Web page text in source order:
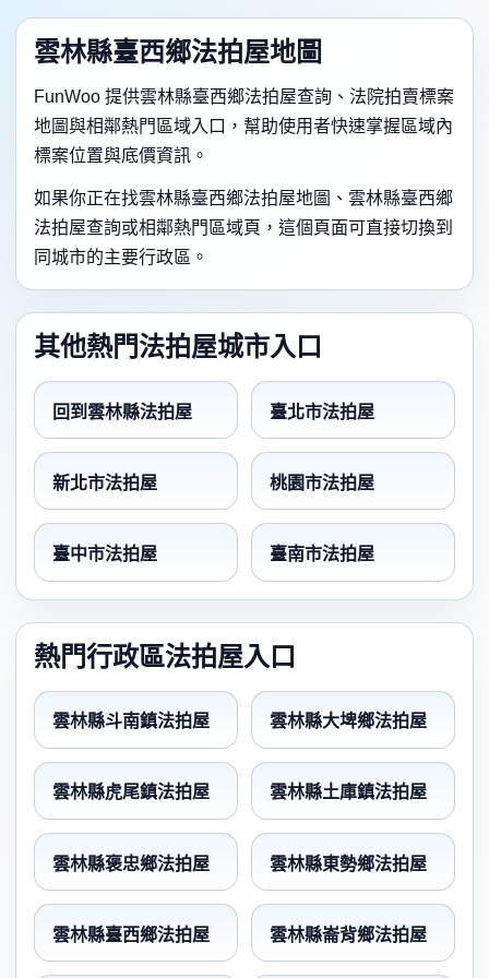
雲林縣臺西鄉法拍屋地圖
FunWoo 提供雲林縣臺西鄉法拍屋查詢、法院拍賣標案
地圖與相鄰熱門區域入口，幫助使用者快速掌握區域內
標案位置與底價資訊。
如果你正在找雲林縣臺西鄉法拍屋地圖、雲林縣臺西鄉
法拍屋查詢或相鄰熱門區域頁，這個頁面可直接切換到
同城市的主要行政區。
其他熱門法拍屋城市入口
回到雲林縣法拍屋 臺北市法拍屋
新北市法拍屋 桃園市法拍屋
臺中市法拍屋 臺南市法拍屋
熱門行政區法拍屋入口
雲林縣斗南鎮法拍屋 雲林縣大埤鄉法拍屋
雲林縣虎尾鎮法拍屋 雲林縣土庫鎮法拍屋
雲林縣褒忠鄉法拍屋 雲林縣東勢鄉法拍屋
雲林縣臺西鄉法拍屋 雲林縣崙背鄉法拍屋